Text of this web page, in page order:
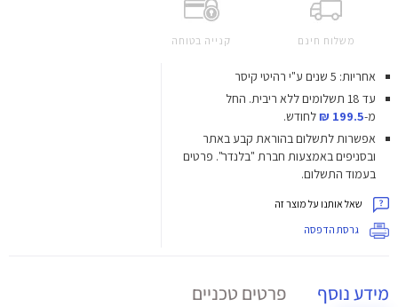
משלוח חינם קנייה בטוחה
אחריות: 5 שנים ע"י רהיטי קיסר
עד 18 תשלומים ללא ריבית.
החל
מ-199.5 ₪
לחודש.
אפשרות לתשלום בהוראת קבע באתר
ובסניפים באמצעות חברת "בלנדר". פרטים
בעמוד התשלום.
שאל אותנו על מוצר זה
גרסת הדפסה
מידע נוסף פרטים טכניים